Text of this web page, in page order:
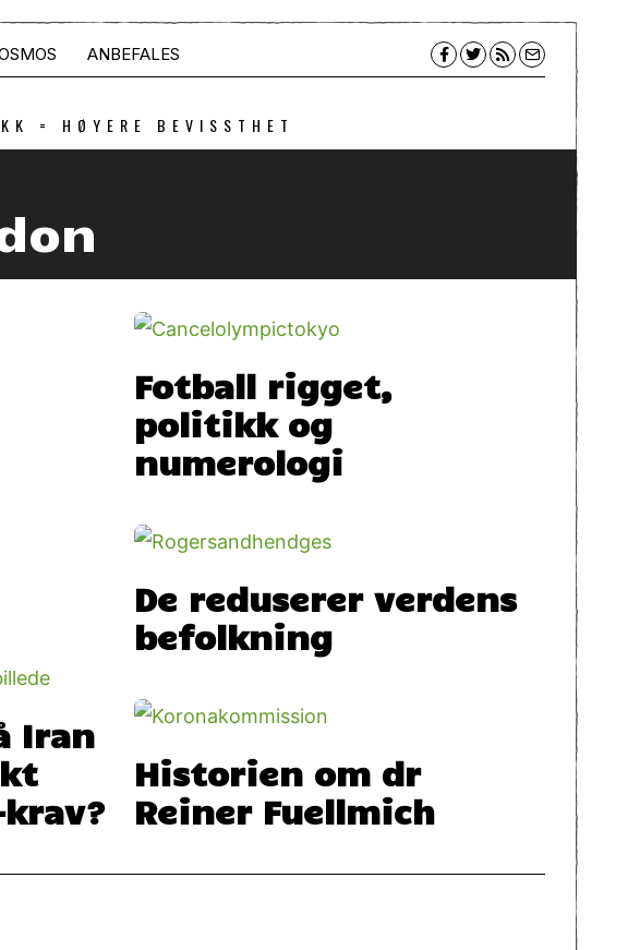
ANBEFALES
= HØYERE BEVISSTHET
Fotball rigget,
politikk og
numerologi
De reduserer verdens
befolkning
Iran
Historien om dr
Reiner Fuellmich